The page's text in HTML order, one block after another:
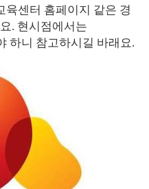
육센터 홈페이지 같은 경
. 현시점에서는
하니 참고하시길 바래요.